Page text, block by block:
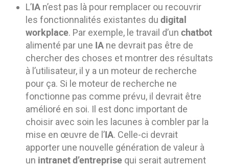
L’IA n’est pas là pour remplacer ou recouvrir
les fonctionnalités existantes du digital
workplace. Par exemple, le travail d’un chatbot
alimenté par une IA ne devrait pas être de
chercher des choses et montrer des résultats
à l’utilisateur, il y a un moteur de recherche
pour ça. Si le moteur de recherche ne
fonctionne pas comme prévu, il devrait être
amélioré en soi. Il est donc important de
choisir avec soin les lacunes à combler par la
mise en œuvre de l’IA. Celle-ci devrait
apporter une nouvelle génération de valeur à
un intranet d’entreprise qui serait autrement